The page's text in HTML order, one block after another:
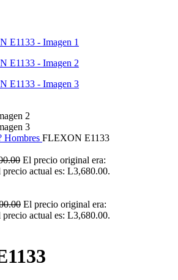
Hombres FLEXON E1133
El precio original era:
precio actual es: L3,680.00.
El precio original era:
precio actual es: L3,680.00.